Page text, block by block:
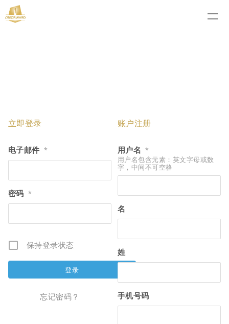
立即登录
电子邮件 *
密码 *
保持登录状态
忘记密码？
账户注册
用户名 *
用户名包含元素：英文字母或数
字，中间不可空格
名
姓
手机号码